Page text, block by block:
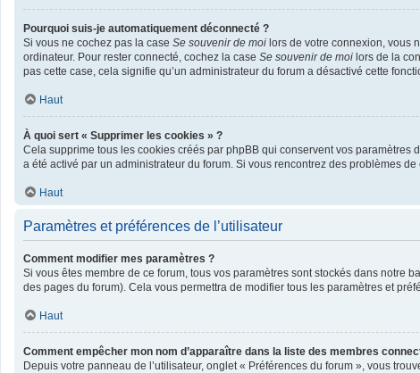
Pourquoi suis-je automatiquement déconnecté ?
Si vous ne cochez pas la case Se souvenir de moi lors de votre connexion, vous
ordinateur. Pour rester connecté, cochez la case Se souvenir de moi lors de la
pas cette case, cela signifie qu’un administrateur du forum a désactivé cette
Haut
À quoi sert « Supprimer les cookies » ?
Cela supprime tous les cookies créés par phpBB qui conservent vos
a été activé par un administrateur du forum. Si vous rencontrez des problèmes
Haut
Paramètres et préférences de l’utilisateur
Comment modifier mes paramètres ?
Si vous êtes membre de ce forum, tous vos paramètres sont stockés dans notre
des pages du forum). Cela vous permettra de modifier tous les paramètres et
Haut
Comment empêcher mon nom d’apparaître dans la liste des membres
Depuis votre panneau de l’utilisateur, onglet « Préférences du forum », vous